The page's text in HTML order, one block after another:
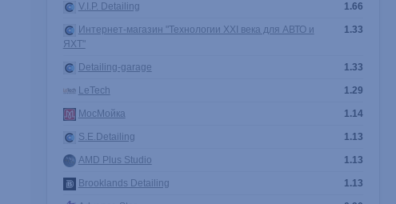
1.66
V.I.P. Detailing
1.33
Интернет-магазин "Технологии XXI века для АВТО и
ЯХТ"
1.33
Detailing-garage
1.29
LeTech
1.14
МосМойка
1.13
S.E.Detailing
1.13
AMD Plus Studio
1.13
Brooklands Detailing